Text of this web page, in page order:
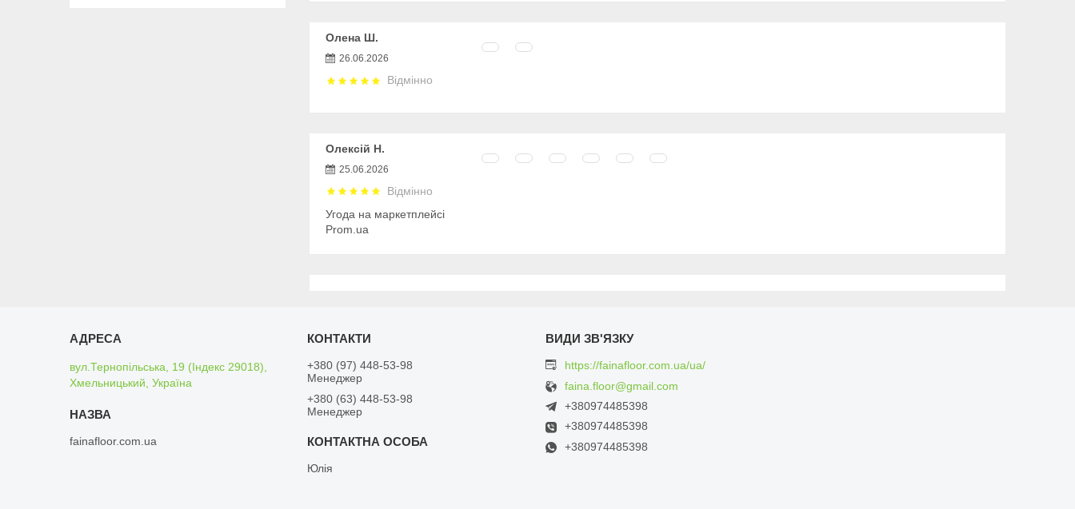
Олена Ш.
26.06.2026
Відмінно
Олексій Н.
25.06.2026
Відмінно
Угода на маркетплейсі
Prom.ua
вул.Тернопільська, 19 (Індекс 29018),
Хмельницький, Україна
fainafloor.com.ua
+380 (97) 448-53-98
Менеджер
+380 (63) 448-53-98
Менеджер
Юлія
https://fainafloor.com.ua/ua/
faina.floor@gmail.com
+380974485398
+380974485398
+380974485398